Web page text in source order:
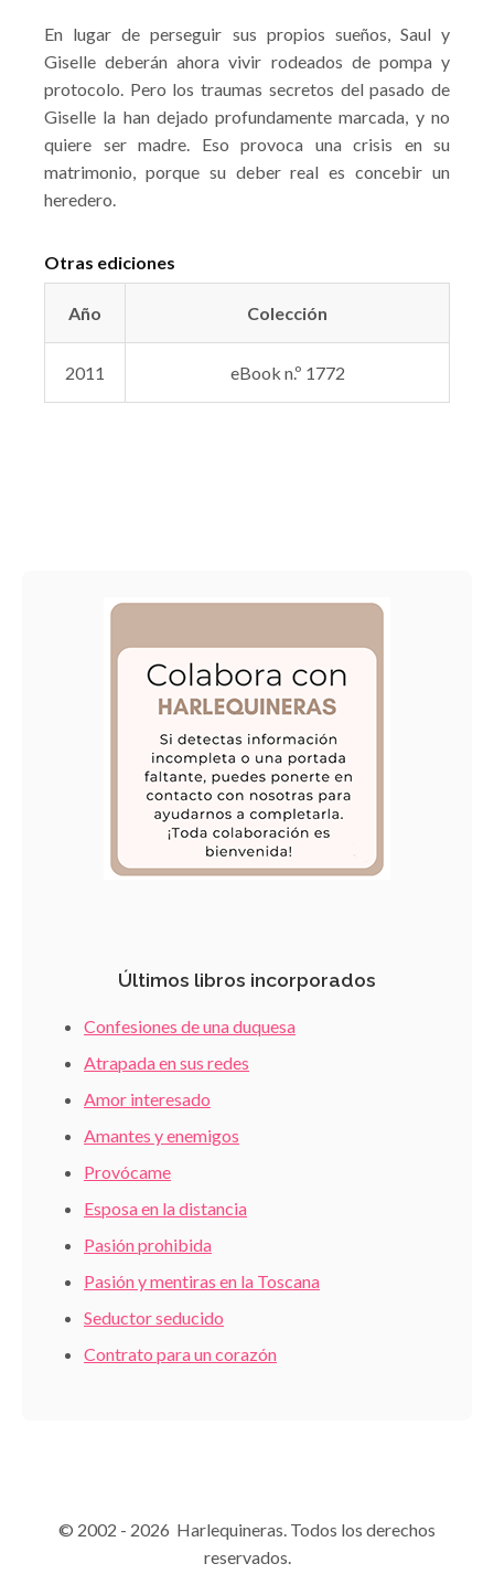
En lugar de perseguir sus propios sueños, Saul y
Giselle deberán ahora vivir rodeados de pompa y
protocolo. Pero los traumas secretos del pasado de
Giselle la han dejado profundamente marcada, y no
quiere ser madre. Eso provoca una crisis en su
matrimonio, porque su deber real es concebir un
heredero.
Otras ediciones
Año Colección
2011 eBook n.º 1772
Últimos libros incorporados
Confesiones de una duquesa
Atrapada en sus redes
Amor interesado
Amantes y enemigos
Provócame
Esposa en la distancia
Pasión prohibida
Pasión y mentiras en la Toscana
Seductor seducido
Contrato para un corazón
© 2002 - 2026 Harlequineras. Todos los derechos
reservados.